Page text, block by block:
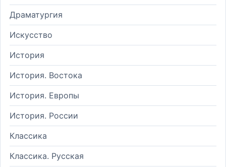
Драматургия
Искусство
История
История. Востока
История. Европы
История. России
Классика
Классика. Русская